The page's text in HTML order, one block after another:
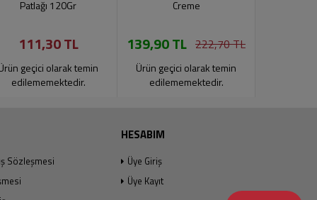
Patlağı 120Gr
111,30 TL
geçici olarak temin
edilememektedir.
Creme
139,90 TL 222,70 TL
Ürün geçici olarak temin
edilememektedir.
Sözleşmesi
HESABIM
Üye Giriş
Üye Kayıt